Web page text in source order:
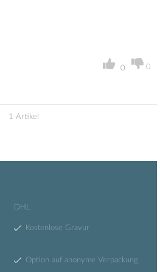
0 0
1 Artikel
DHL
Kostenlose Gravur
Option auf anonyme Verpackung